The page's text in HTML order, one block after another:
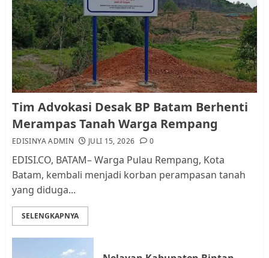
1
Pemko Batam Tegaskan RT dan
RW bukan Petugas Pendataan
dan Pemungutan Pajak
AGUSTUS 1, 2026 0
Kader Pajak jadi Penghubung
Pemerintah dan Masyarakat di
Lingkungan RT/RW
AGUSTUS 1, 2026
Tim Advokasi Desak BP Batam Berhenti
Merampas Tanah Warga Rempang
EDISINYA ADMIN JULI 15, 2026 0
EDISI.CO, BATAM– Warga Pulau Rempang, Kota
Batam, kembali menjadi korban perampasan tanah
yang diduga...
SELENGKAPNYA